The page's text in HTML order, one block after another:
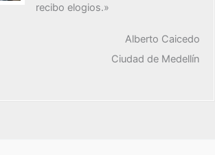
recibo elogios.»
Alberto Caicedo
Ciudad de Medellín